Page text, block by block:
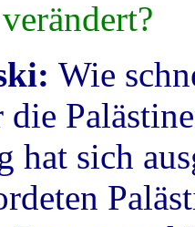
Wie
hat sich